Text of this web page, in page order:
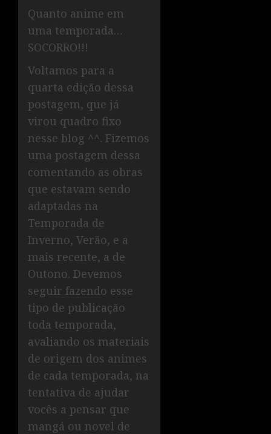
Quanto anime em
uma temporada…
SOCORRO!!!
Voltamos para a
quarta edição dessa
postagem, que já
virou quadro fixo
nesse blog ^^. Fizemos
uma postagem dessa
comentando as obras
que estavam sendo
adaptadas na
Temporada de
Inverno, Verão, e a
mais recente, a de
Outono. Devemos
seguir fazendo esse
tipo de publicação
toda temporada,
avaliando os materiais
de origem dos animes
de cada temporada, na
tentativa de ajudar
vocês a pensar que
mangá ou novel de